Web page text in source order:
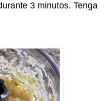
3 minutos. Tenga